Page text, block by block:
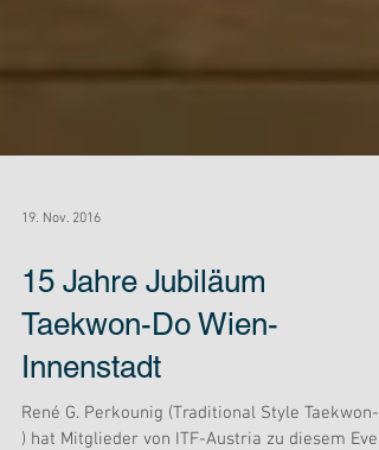
19. Nov. 2016
15 Jahre Jubiläum
Taekwon-Do Wien-
Innenstadt